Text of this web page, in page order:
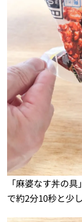
「麻婆なす丼の
で約2分10秒と少